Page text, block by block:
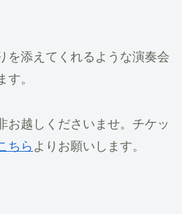
を添えてくれるような演奏会
。
お越しくださいませ。チケッ
ちら よりお願いします。